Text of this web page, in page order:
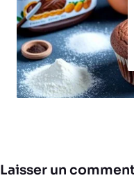
Laisser un